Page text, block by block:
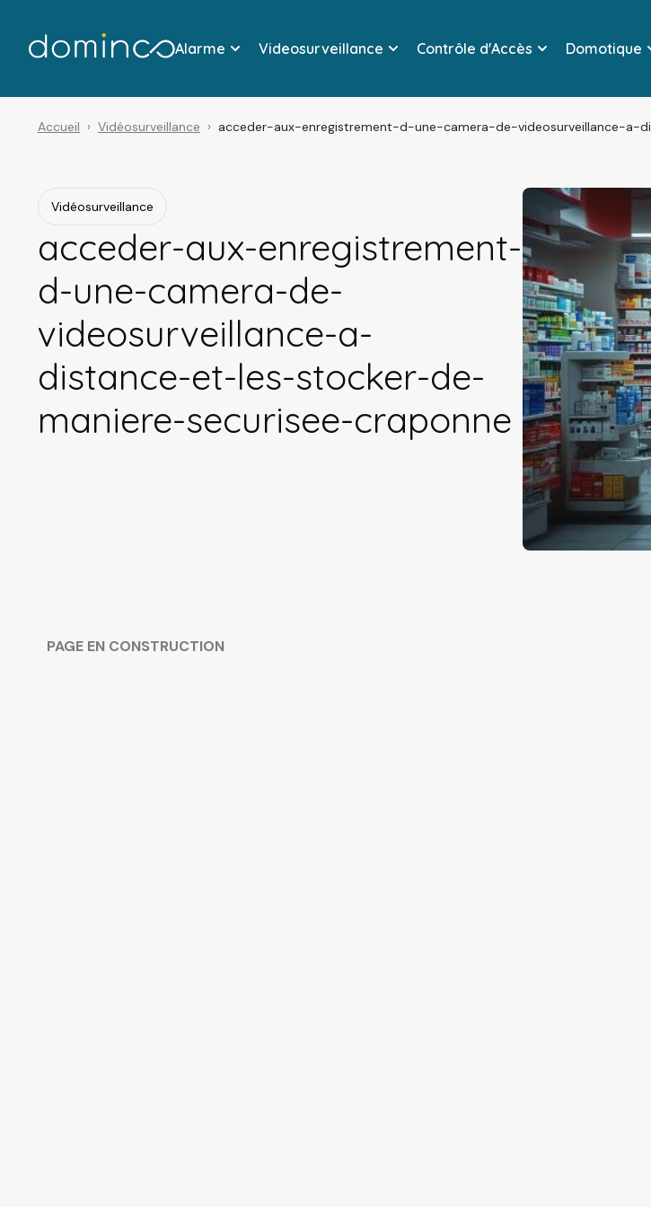
Alarme Videosurveillance Contrôle d'Accès Domotique
Accueil Vidéosurveillance acceder-aux-enregistrement-d-une-camera-de-videosurveillance-
Vidéosurveillance
acceder-aux-enregistrement-
d-une-camera-de-
videosurveillance-a-
distance-et-les-stocker-de-
maniere-securisee-craponne
PAGE EN CONSTRUCTION